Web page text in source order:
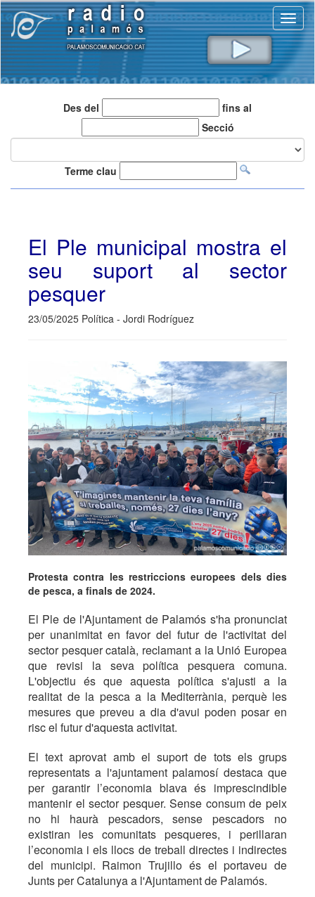
Des del
fins al
Secció
Terme clau
El Ple municipal mostra el
seu suport al sector
pesquer
23/05/2025 Política - Jordi Rodríguez
Protesta contra les restriccions europees dels dies
de pesca, a finals de 2024.
El Ple de l'Ajuntament de Palamós s'ha pronunciat
per unanimitat en favor del futur de l'activitat del
sector pesquer català, reclamant a la Unió Europea
que revisi la seva política pesquera comuna.
L'objectiu és que aquesta política s'ajusti a la
realitat de la pesca a la Mediterrània, perquè les
mesures que preveu a dia d'avui poden posar en
risc el futur d'aquesta activitat.
El text aprovat amb el suport de tots els grups
representats a l'ajuntament palamosí destaca que
per garantir l’economia blava és imprescindible
mantenir el sector pesquer. Sense consum de peix
no hi haurà pescadors, sense pescadors no
existiran les comunitats pesqueres, i perillaran
l’economia i els llocs de treball directes i indirectes
del municipi. Raimon Trujillo és el portaveu de
Junts per Catalunya a l'Ajuntament de Palamós.